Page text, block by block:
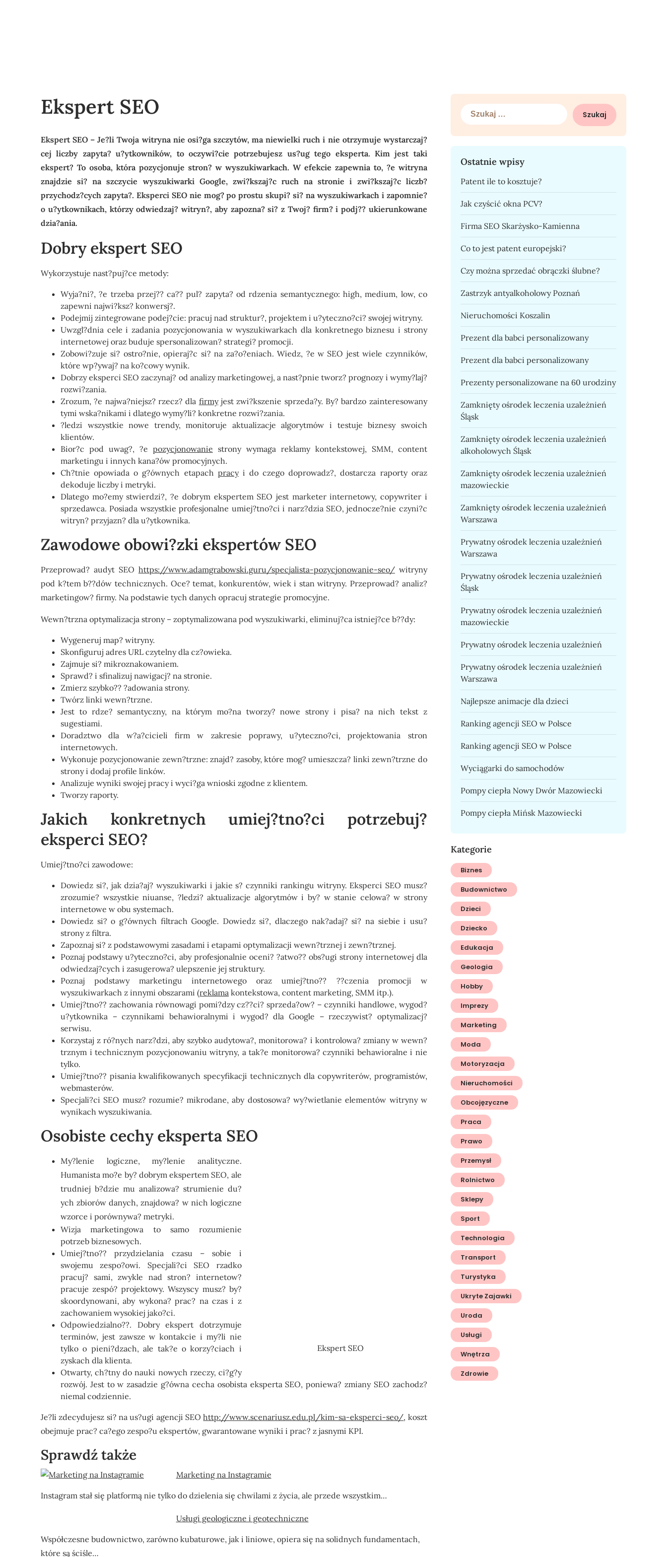
Ekspert SEO
Ekspert SEO – Je?li Twoja witryna nie osi?ga szczytów, ma niewielki ruch i nie otrzymuje wystarczaj?
cej liczby zapyta? u?ytkowników, to oczywi?cie potrzebujesz us?ug tego eksperta. Kim jest taki
ekspert? To osoba, która pozycjonuje stron? w wyszukiwarkach. W efekcie zapewnia to, ?e witryna
znajdzie si? na szczycie wyszukiwarki Google, zwi?kszaj?c ruch na stronie i zwi?kszaj?c liczb?
przychodz?cych zapyta?. Eksperci SEO nie mog? po prostu skupi? si? na wyszukiwarkach i zapomnie?
o u?ytkownikach, którzy odwiedzaj? witryn?, aby zapozna? si? z Twoj? firm? i podj?? ukierunkowane
dzia?ania.
Dobry ekspert SEO
Wykorzystuje nast?puj?ce metody:
Wyja?ni?, ?e trzeba przej?? ca?? pul? zapyta? od rdzenia semantycznego: high, medium, low, co
zapewni najwi?ksz? konwersj?.
Podejmij zintegrowane podej?cie: pracuj nad struktur?, projektem i u?yteczno?ci? swojej witryny.
Uwzgl?dnia cele i zadania pozycjonowania w wyszukiwarkach dla konkretnego biznesu i strony
internetowej oraz buduje spersonalizowan? strategi? promocji.
Zobowi?zuje si? ostro?nie, opieraj?c si? na za?o?eniach. Wiedz, ?e w SEO jest wiele czynników,
które wp?ywaj? na ko?cowy wynik.
Dobrzy eksperci SEO zaczynaj? od analizy marketingowej, a nast?pnie tworz? prognozy i wymy?laj?
rozwi?zania.
Zrozum, ?e najwa?niejsz? rzecz? dla firmyjest zwi?kszenie sprzeda?y. By? bardzo zainteresowany
tymi wska?nikami i dlatego wymy?li? konkretne rozwi?zania.
?ledzi wszystkie nowe trendy, monitoruje aktualizacje algorytmów i testuje biznesy swoich
klientów.
Bior?c pod uwag?, ?e pozycjonowanie strony wymaga reklamy kontekstowej, SMM, content
marketingu i innych kana?ów promocyjnych.
Ch?tnie opowiada o g?ównych etapach pracyi do czego doprowadz?, dostarcza raporty oraz
dekoduje liczby i metryki.
Dlatego mo?emy stwierdzi?, ?e dobrym ekspertem SEO jest marketer internetowy, copywriter i
sprzedawca. Posiada wszystkie profesjonalne umiej?tno?ci i narz?dzia SEO, jednocze?nie czyni?c
witryn? przyjazn? dla u?ytkownika.
Zawodowe obowi?zki ekspertów SEO
Przeprowad? audyt SEO https://www.adamgrabowski.guru/specjalista-pozycjonowanie-seo/witryny
pod k?tem b??dów technicznych. Oce? temat, konkurentów, wiek i stan witryny. Przeprowad? analiz?
marketingow? firmy. Na podstawie tych danych opracuj strategie promocyjne.
Wewn?trzna optymalizacja strony – zoptymalizowana pod wyszukiwarki, eliminuj?ca istniej?ce b??dy:
Wygeneruj map? witryny.
Skonfiguruj adres URL czytelny dla cz?owieka.
Zajmuje si? mikroznakowaniem.
Sprawd? i sfinalizuj nawigacj? na stronie.
Zmierz szybko?? ?adowania strony.
Twórz linki wewn?trzne.
Jest to rdze? semantyczny, na którym mo?na tworzy? nowe strony i pisa? na nich tekst z
sugestiami.
Doradztwo dla w?a?cicieli firm w zakresie poprawy, u?yteczno?ci, projektowania stron
internetowych.
Wykonuje pozycjonowanie zewn?trzne: znajd? zasoby, które mog? umieszcza? linki zewn?trzne do
strony i dodaj profile linków.
Analizuje wyniki swojej pracy i wyci?ga wnioski zgodne z klientem.
Tworzy raporty.
Jakich konkretnych umiej?tno?ci potrzebuj?
eksperci SEO?
Umiej?tno?ci zawodowe:
Dowiedz si?, jak dzia?aj? wyszukiwarki i jakie s? czynniki rankingu witryny. Eksperci SEO musz?
zrozumie? wszystkie niuanse, ?ledzi? aktualizacje algorytmów i by? w stanie celowa? w strony
internetowe w obu systemach.
Dowiedz si? o g?ównych filtrach Google. Dowiedz si?, dlaczego nak?adaj? si? na siebie i usu?
strony z filtra.
Zapoznaj si? z podstawowymi zasadami i etapami optymalizacji wewn?trznej i zewn?trznej.
Poznaj podstawy u?yteczno?ci, aby profesjonalnie oceni? ?atwo?? obs?ugi strony internetowej dla
odwiedzaj?cych i zasugerowa? ulepszenie jej struktury.
Poznaj podstawy marketingu internetowego oraz umiej?tno?? ??czenia promocji w
wyszukiwarkach z innymi obszarami (reklama kontekstowa, content marketing, SMM itp.).
Umiej?tno?? zachowania równowagi pomi?dzy cz??ci? sprzeda?ow? – czynniki handlowe, wygod?
u?ytkownika – czynnikami behawioralnymi i wygod? dla Google – rzeczywist? optymalizacj?
serwisu.
Korzystaj z ró?nych narz?dzi, aby szybko audytowa?, monitorowa? i kontrolowa? zmiany w wewn?
trznym i technicznym pozycjonowaniu witryny, a tak?e monitorowa? czynniki behawioralne i nie
tylko.
Umiej?tno?? pisania kwalifikowanych specyfikacji technicznych dla copywriterów, programistów,
webmasterów.
Specjali?ci SEO musz? rozumie? mikrodane, aby dostosowa? wy?wietlanie elementów witryny w
wynikach wyszukiwania.
Osobiste cechy eksperta SEO
Ekspert SEO
My?lenie logiczne, my?lenie analityczne.
Humanista mo?e by? dobrym ekspertem SEO, ale
trudniej b?dzie mu analizowa? strumienie du?
ych zbiorów danych, znajdowa? w nich logiczne
wzorce i porównywa? metryki.
Wizja marketingowa to samo rozumienie
potrzeb biznesowych.
Umiej?tno?? przydzielania czasu – sobie i
swojemu zespo?owi. Specjali?ci SEO rzadko
pracuj? sami, zwykle nad stron? internetow?
pracuje zespó? projektowy. Wszyscy musz? by?
skoordynowani, aby wykona? prac? na czas i z
zachowaniem wysokiej jako?ci.
Odpowiedzialno??. Dobry ekspert dotrzymuje
terminów, jest zawsze w kontakcie i my?li nie
tylko o pieni?dzach, ale tak?e o korzy?ciach i
zyskach dla klienta.
Otwarty, ch?tny do nauki nowych rzeczy, ci?g?y
rozwój. Jest to w zasadzie g?ówna cecha osobista eksperta SEO, poniewa? zmiany SEO zachodz?
niemal codziennie.
Je?li zdecydujesz si? na us?ugi agencji SEOhttp://www.scenariusz.edu.pl/kim-sa-eksperci-seo/, koszt
obejmuje prac? ca?ego zespo?u ekspertów, gwarantowane wyniki i prac? z jasnymi KPI.
Sprawdź także
Marketing na Instagramie
Instagram stał się platformą nie tylko do dzielenia się chwilami z życia, ale przede wszystkim…
Usługi geologiczne i geotechniczne
Współczesne budownictwo, zarówno kubaturowe, jak i liniowe, opiera się na solidnych fundamentach,
które są ściśle…
Szukaj:
Ostatnie wpisy
Patent ile to kosztuje?
Jak czyścić okna PCV?
Firma SEO Skarżysko-Kamienna
Co to jest patent europejski?
Czy można sprzedać obrączki ślubne?
Zastrzyk antyalkoholowy Poznań
Nieruchomości Koszalin
Prezent dla babci personalizowany
Prezent dla babci personalizowany
Prezenty personalizowane na 60 urodziny
Zamknięty ośrodek leczenia uzależnień
Śląsk
Zamknięty ośrodek leczenia uzależnień
alkoholowych Śląsk
Zamknięty ośrodek leczenia uzależnień
mazowieckie
Zamknięty ośrodek leczenia uzależnień
Warszawa
Prywatny ośrodek leczenia uzależnień
Warszawa
Prywatny ośrodek leczenia uzależnień
Śląsk
Prywatny ośrodek leczenia uzależnień
mazowieckie
Prywatny ośrodek leczenia uzależnień
Prywatny ośrodek leczenia uzależnień
Warszawa
Najlepsze animacje dla dzieci
Ranking agencji SEO w Polsce
Ranking agencji SEO w Polsce
Wyciągarki do samochodów
Pompy ciepła Nowy Dwór Mazowiecki
Pompy ciepła Mińsk Mazowiecki
Kategorie
Biznes
Budownictwo
Dzieci
Dziecko
Edukacja
Geologia
Hobby
Imprezy
Marketing
Moda
Motoryzacja
Nieruchomości
Obcojęzyczne
Praca
Prawo
Przemysł
Rolnictwo
Sklepy
Sport
Technologia
Transport
Turystyka
Ukryte Zajawki
Uroda
Usługi
Wnętrza
Zdrowie